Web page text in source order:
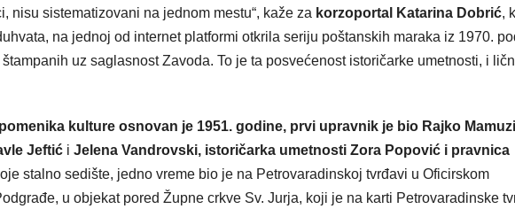
nisu sistematizovani na jednom mestu“, kaže za korzoportal Katarina Dobrić,
na jednoj od internet platformi otkrila seriju poštanskih maraka iz 1970.
uz saglasnost Zavoda. To je ta posvećenost istoričarke umetnosti, i
kulture osnovan je 1951. godine, prvi upravnik je bio Rajko
Jeftić i Jelena Vandrovski, istoričarka umetnosti Zora Popović i pravnica
stalno sedište, jedno vreme bio je na Petrovaradinskoj tvrđavi u Oficirskom
u objekat pored Župne crkve Sv. Jurja, koji je na karti Petrovaradinske